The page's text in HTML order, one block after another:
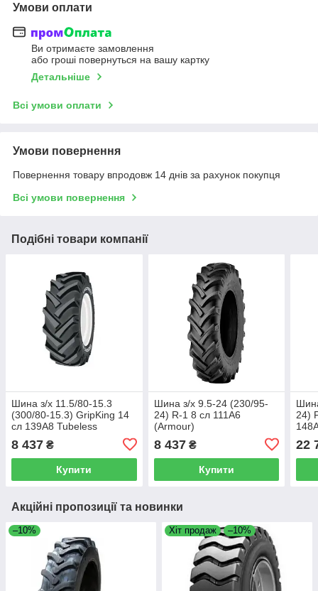
Умови оплати
Ви отримаєте замовлення
або гроші повернуться на вашу картку
Детальніше
Всі умови оплати
Умови повернення
Повернення товару впродовж 14 днів за рахунок покупця
Всі умови повернення
Подібні товари компанії
Шина з/х 11.5/80-15.3
(300/80-15.3) GripKing 14
сл 139A8 Tubeless
8 437 ₴
Купити
Шина з/х 9.5-24 (230/95-
24) R-1 8 сл 111A6
(Armour)
8 437₴
Купити
24)
22
Акційні пропозиції та новинки
–10% Хіт продаж –10%